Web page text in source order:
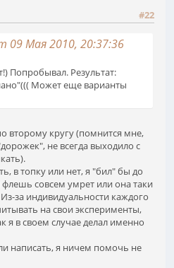
#22
Мая 2010, 20:37:36
Попробывал. Результат:
Может еще варианты
второму кругу (помнится мне,
не всегда выходило с
в топку или нет, я "бил" бы до
совсем умрет или она таки
за индивидуальности каждого
на свои эксперименты,
я в своем случае делал именно
написать, я ничем помочь не